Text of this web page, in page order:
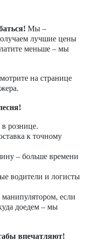
Мы –
лучшие цены
меньше – мы
на странице
в рознице.
к точному
– больше времени
водители и логисты
если
доедем – мы
впечатляют!